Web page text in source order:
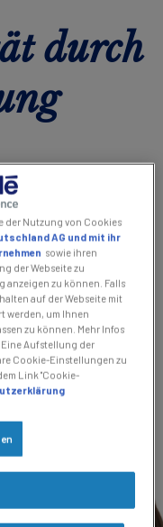
v2
durch
es uns durch
Forschung und
innovative
mit denen wir
Menschen jeden
als zuverlässiger
sind für Sie da!
der Nutzung von Cookies
AG und mit ihr
sowie ihren
der Webseite zu
anzeigen zu können. Falls
auf der Webseite mit
werden, um Ihnen
zu können. Mehr Infos
Aufstellung der
Cookie-Einstellungen zu
Link "Cookie-